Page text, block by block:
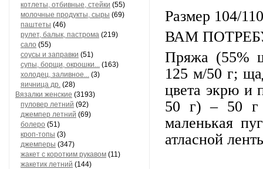
котлеты, отбивные, стейки (55)
молочные продукты, сыры (69)
паштеты (46)
рулет, балык, пастрома (219)
сало (55)
соусы и заправки (51)
супы, борщи, окрошки... (163)
холодец, заливное... (3)
яичница др. (28)
Вязалки женские (3193)
пуловер летний (92)
джемпер летний (69)
болеро (51)
кроп-топы (3)
джемперы (347)
жакет с коротким рукавом (11)
жакетик летний (144)
Размер 104/
ВАМ
Пряжа (55%
125 м/50 г;
цвета экрю и
50 г) – 50 г
маленькая
атласной